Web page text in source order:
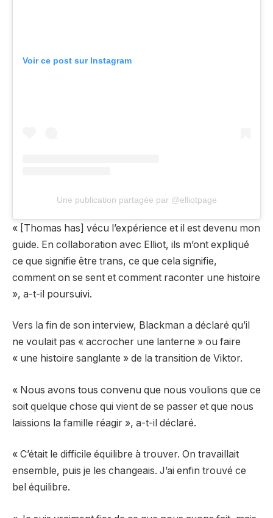
Voir ce post sur Instagram
Une publication partagée par @elliotpage
« [Thomas has] vécu l’expérience et il est devenu mon
guide. En collaboration avec Elliot, ils m’ont expliqué
ce que signifie être trans, ce que cela signifie,
comment on se sent et comment raconter une histoire
», a-t-il poursuivi.
Vers la fin de son interview, Blackman a déclaré qu’il
ne voulait pas « accrocher une lanterne » ou faire
« une histoire sanglante » de la transition de Viktor.
« Nous avons tous convenu que nous voulions que ce
soit quelque chose qui vient de se passer et que nous
laissions la famille réagir », a-t-il déclaré.
« C’était le difficile équilibre à trouver. On travaillait
ensemble, puis je les changeais. J’ai enfin trouvé ce
bel équilibre.